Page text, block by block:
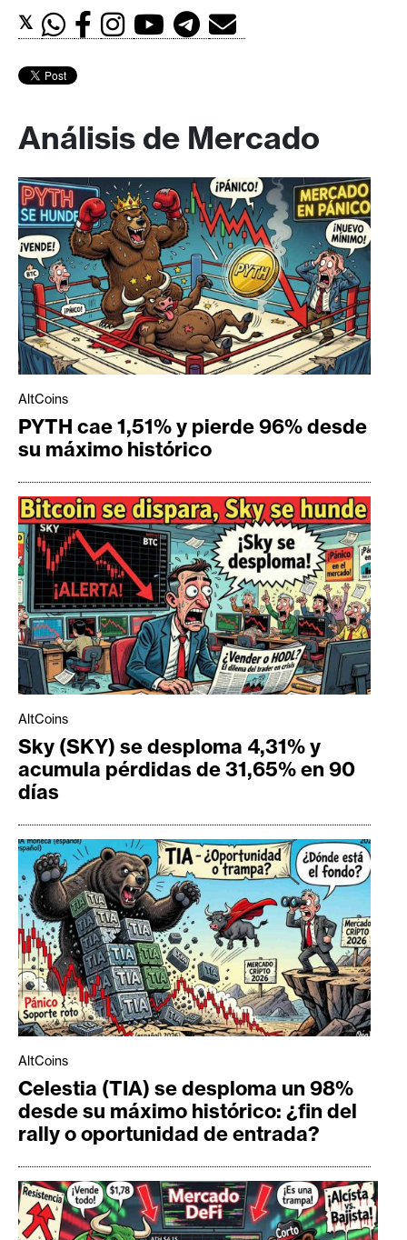
𝕏
Análisis de Mercado
AltCoins
PYTH cae 1,51% y pierde 96% desde
su máximo histórico
AltCoins
Sky (SKY) se desploma 4,31% y
acumula pérdidas de 31,65% en 90
días
AltCoins
Celestia (TIA) se desploma un 98%
desde su máximo histórico: ¿fin del
rally o oportunidad de entrada?